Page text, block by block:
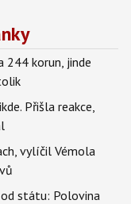
244 korun, jinde
Přišla reakce,
vylíčil Vémola
státu: Polovina